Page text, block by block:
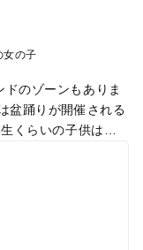
女の子
のゾーンもありま
盆踊りが開催される
くらいの子供はそ
連れは、この公園ゾ